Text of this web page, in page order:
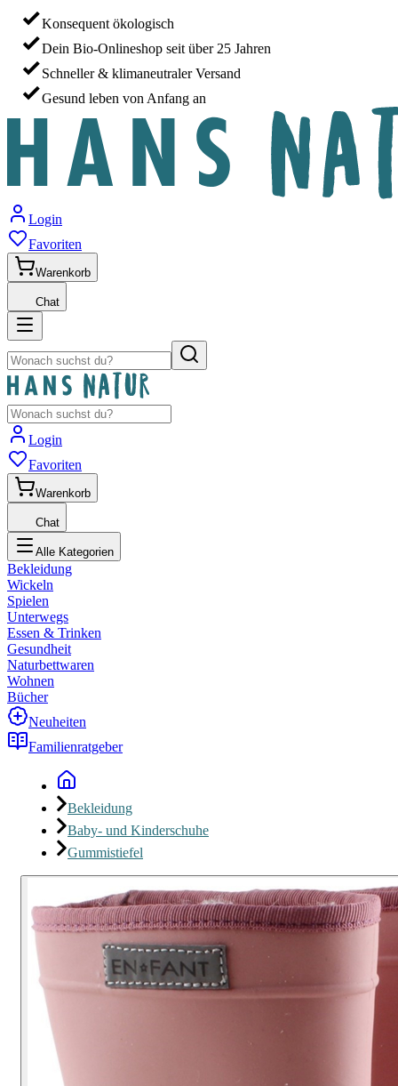
Konsequent ökologisch
Dein Bio-Onlineshop seit über 25 Jahren
Schneller & klimaneutraler Versand
Gesund leben von Anfang an
Login
Favoriten
Warenkorb
Chat
Login
Favoriten
Warenkorb
Chat
Alle Kategorien
Bekleidung
Wickeln
Spielen
Unterwegs
Essen & Trinken
Gesundheit
Naturbettwaren
Wohnen
Bücher
Neuheiten
Familienratgeber
Bekleidung
Baby- und Kinderschuhe
Gummistiefel